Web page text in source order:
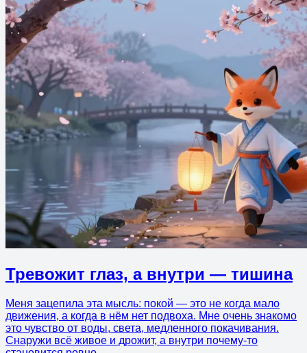
Тревожит глаз, а внутри — тишина
Меня зацепила эта мысль: покой — это не когда мало
движения, а когда в нём нет подвоха. Мне очень знакомо
это чувство от воды, света, медленного покачивания.
Снаружи всё живое и дрожит, а внутри почему-то